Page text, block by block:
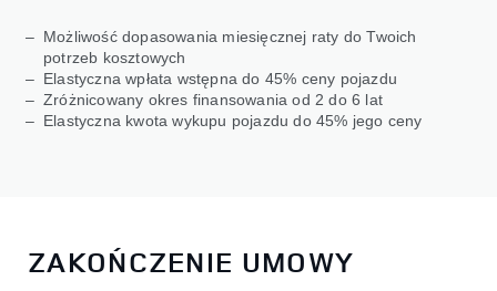
Możliwość dopasowania miesięcznej raty do Twoich
potrzeb kosztowych
Elastyczna wpłata wstępna do 45% ceny pojazdu
Zróżnicowany okres finansowania od 2 do 6 lat
Elastyczna kwota wykupu pojazdu do 45% jego ceny
ZAKOŃCZENIE UMOWY